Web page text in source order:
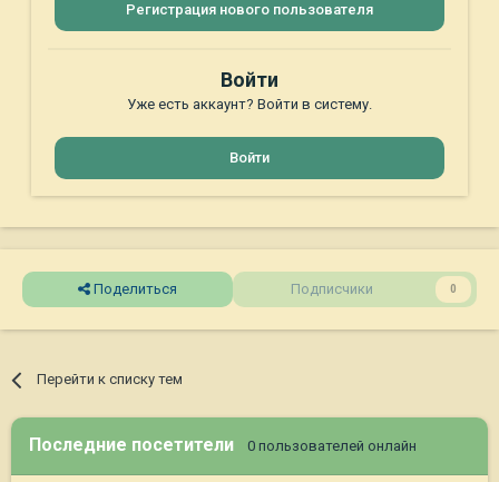
Регистрация нового пользователя
Войти
Уже есть аккаунт? Войти в систему.
Войти
Поделиться Подписчики 0
Перейти к списку тем
Последние посетители 0 пользователей онлайн